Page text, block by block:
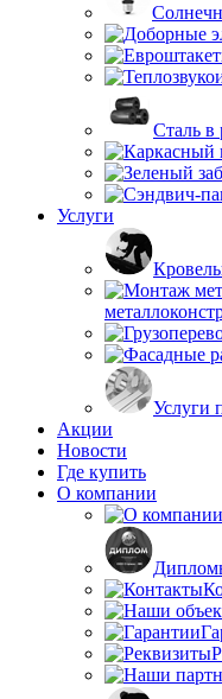
Сталь в
Услуги
Услуги
Акции
Новости
Где купить
О компании